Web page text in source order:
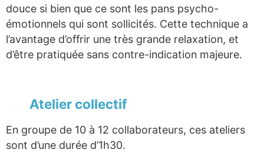
douce si bien que ce sont les pans psycho-
émotionnels qui sont sollicités. Cette technique a
l’avantage d’offrir une très grande relaxation, et
d’être pratiquée sans contre-indication majeure.
Atelier collectif
En groupe de 10 à 12 collaborateurs, ces ateliers
sont d’une durée d’1h30.